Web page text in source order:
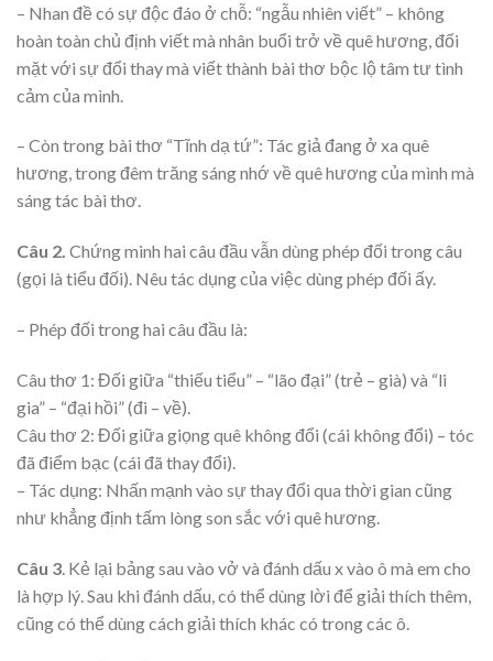
– Nhan đề có sự độc đáo ở chỗ: “ngẫu nhiên viết” – không
hoàn toàn chủ định viết mà nhân buổi trở về quê hương, đối
mặt với sự đổi thay mà viết thành bài thơ bộc lộ tâm tư tình
cảm của mình.
– Còn trong bài thơ “Tĩnh dạ tứ”: Tác giả đang ở xa quê
hương, trong đêm trăng sáng nhớ về quê hương của mình mà
sáng tác bài thơ.
Câu 2. Chứng minh hai câu đầu vẫn dùng phép đối trong câu
(gọi là tiểu đối). Nêu tác dụng của việc dùng phép đối ấy.
– Phép đối trong hai câu đầu là:
Câu thơ 1: Đối giữa “thiếu tiểu” – “lão đại” (trẻ – già) và “li
gia” – “đại hồi” (đi – về).
Câu thơ 2: Đối giữa giọng quê không đổi (cái không đổi) – tóc
đã điểm bạc (cái đã thay đổi).
– Tác dụng: Nhấn mạnh vào sự thay đổi qua thời gian cũng
như khẳng định tấm lòng son sắc với quê hương.
Câu 3 . Kẻ lại bảng sau vào vở và đánh dấu x vào ô mà em cho
là hợp lý. Sau khi đánh dấu, có thể dùng lời để giải thích thêm,
cũng có thể dùng cách giải thích khác có trong các ô.